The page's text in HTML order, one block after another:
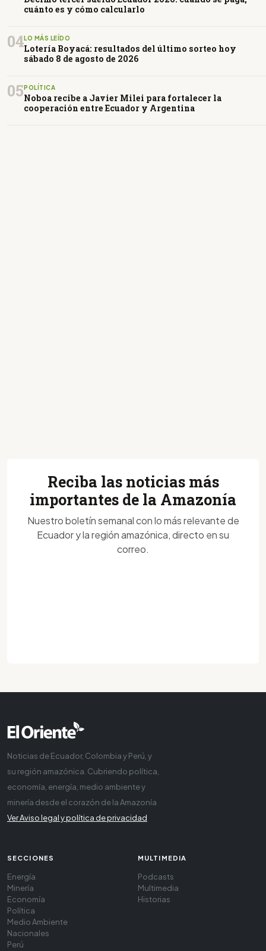
cuánto es y cómo calcularlo
04LO MÁS LEÍDO
Lotería Boyacá: resultados del último sorteo hoy
sábado 8 de agosto de 2026
05POLÍTICA
Noboa recibe a Javier Milei para fortalecer la
cooperación entre Ecuador y Argentina
Reciba las noticias más
importantes de la Amazonía
Nuestro boletín semanal con lo más relevante de
Ecuador y la región amazónica, directo en su
correo.
Noticias de Ecuador, Colombia y Perú, y
su región amazónica. Cubriendo política,
economía, energía, medio ambiente y
minería desde el corazón de la Amazonía
Ver Aviso legal y política de privacidad
SECCIONES
Energía
Minería
Economía
Política
Medio Ambiente
Nacionales
Perú
MULTIMEDIA
Podcasts
Multimedia
Historias